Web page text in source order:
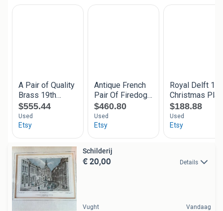
Schilderij
€ 20,00 Details
Vught Vandaag